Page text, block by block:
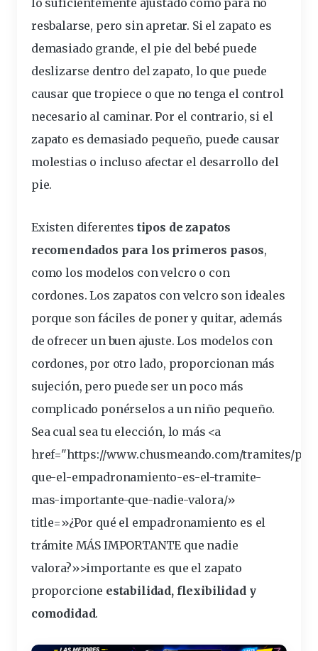
resbalarse, pero sin apretar. Si el zapato es
demasiado grande, el pie del bebé puede
deslizarse dentro del zapato, lo que puede
causar que tropiece o que no tenga el control
necesario al caminar. Por el contrario, si el
zapato es demasiado pequeño, puede causar
molestias o incluso afectar el desarrollo del
pie.
Existen diferentes tipos de zapatos
recomendados para los primeros pasos,
como los modelos con velcro o con
cordones. Los zapatos con velcro son ideales
porque son fáciles de poner y quitar, además
de ofrecer un buen ajuste. Los modelos con
cordones, por otro lado, proporcionan más
sujeción, pero puede ser un poco más
complicado ponérselos a un niño pequeño.
Sea cual sea tu elección, lo más <a
href="https://www.chusmeando.com/tramites/
que-el-empadronamiento-es-el-tramite-
mas-importante-que-nadie-valora/»
title=»¿Por qué el empadronamiento es el
trámite MÁS IMPORTANTE que nadie
valora?»>importante es que el zapato
proporcione estabilidad, flexibilidad y
comodidad.